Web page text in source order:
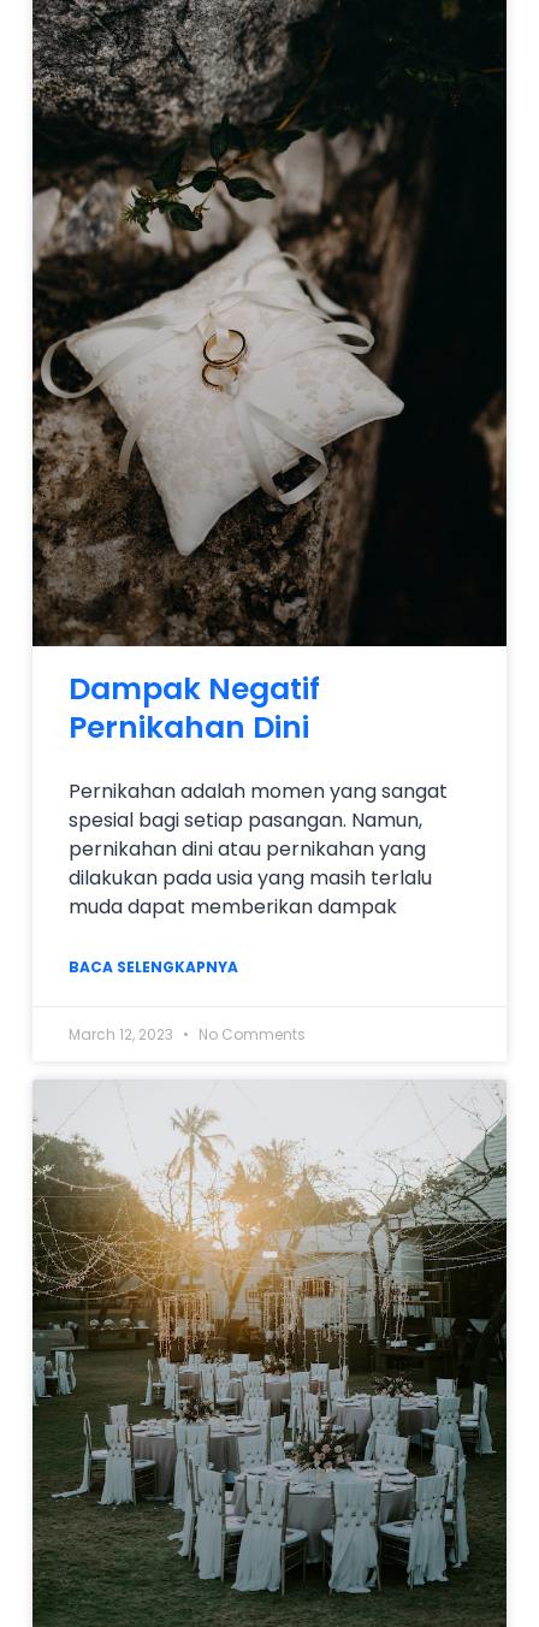
Dampak Negatif
Pernikahan Dini
Pernikahan adalah momen yang sangat
spesial bagi setiap pasangan. Namun,
pernikahan dini atau pernikahan yang
dilakukan pada usia yang masih terlalu
muda dapat memberikan dampak
BACA SELENGKAPNYA
March 12, 2023 No Comments